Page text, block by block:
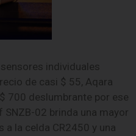
individuales
de casi $ 55, Aqara
700 deslumbrante por ese
02 brinda una mayor
a la celda CR2450 y una